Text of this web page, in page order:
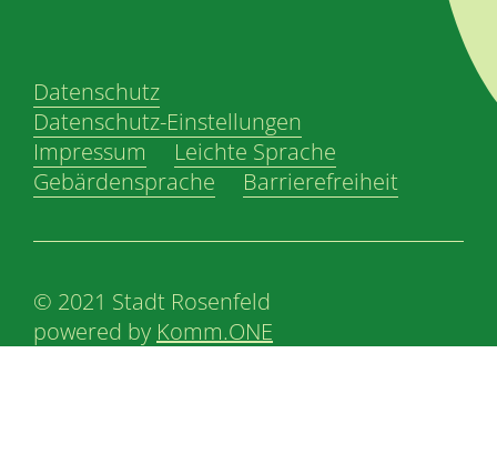
Datenschutz
Datenschutz-Einstellungen
Impressum
Leichte Sprache
Gebärdensprache
Barrierefreiheit
© 2021 Stadt Rosenfeld
powered by Komm.ONE